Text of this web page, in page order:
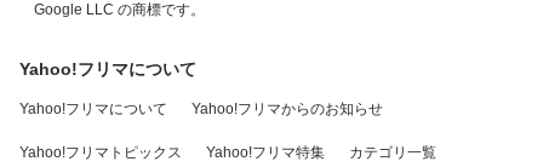
Google LLC の商標です。
Yahoo!フリマについて
Yahoo!フリマについて Yahoo!フリマからのお知らせ
Yahoo!フリマトピックス Yahoo!フリマ特集 カテゴリ一覧